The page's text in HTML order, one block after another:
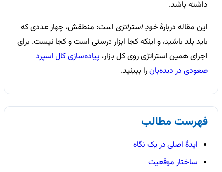
داشته باشد.
این مقاله دربارهٔخودِ استراتژی است: منطقش، چهار عددی که
باید بلد باشید، و اینکه کجا ابزار درستی است و کجا نیست. برای
اجرای همین استراتژی روی کل بازار، پیاده‌سازی کال اسپرد
صعودی در دیده‌بانرا ببینید.
فهرست مطالب
ایدهٔ اصلی در یک نگاه
ساختار موقعیت